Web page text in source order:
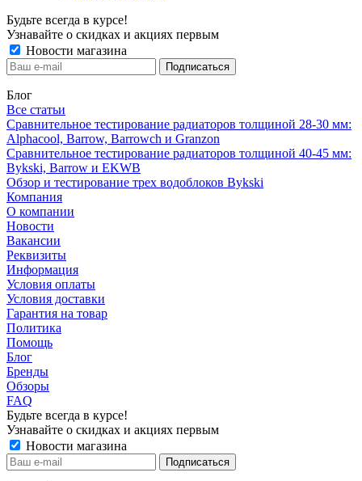
Будьте всегда в курсе!
Узнавайте о скидках и акциях первым
Новости магазина
Блог
Все статьи
Сравнительное тестирование радиаторов толщиной 28-30 мм:
Alphacool, Barrow, Barrowch и Granzon
Сравнительное тестирование радиаторов толщиной 40-45 мм:
Bykski, Barrow и EKWB
Обзор и тестирование трех водоблоков Bykski
Компания
О компании
Новости
Вакансии
Реквизиты
Информация
Условия оплаты
Условия доставки
Гарантия на товар
Политика
Помощь
Блог
Бренды
Обзоры
FAQ
Будьте всегда в курсе!
Узнавайте о скидках и акциях первым
Новости магазина